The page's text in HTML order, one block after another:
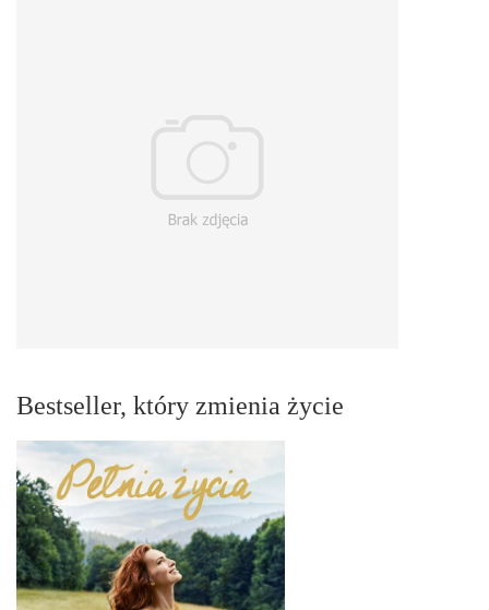
Bestseller, który zmienia życie